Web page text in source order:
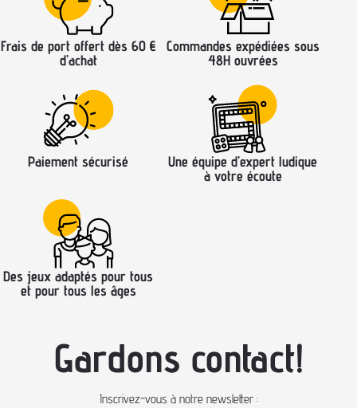
Frais de port offert dès 60 €
d’achat
Commandes expédiées sous
48H ouvrées
Paiement sécurisé
Une équipe d’expert ludique
à votre écoute
Des jeux adaptés pour tous
et pour tous les âges
Gardons contact!
Inscrivez-vous à notre newsletter :